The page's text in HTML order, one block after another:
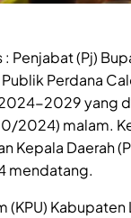
Penjabat (Pj)
Perdana
2029 yang
2024) malam.
Kepala Daerah
mendatang.
(KPU)